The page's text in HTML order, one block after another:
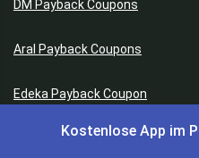
DM Payback Coupons
Aral Payback Coupons
Edeka Payback Coupon
Burger King Gutscheine
Kostenlose App im